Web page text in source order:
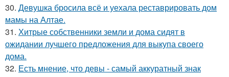
30. Девушка бросила всё и уехала реставрировать дом
мамы на Алтае.
31. Хитрые собственники земли и дома сидят в
ожидании лучшего предложения для выкупа своего
дома.
32. Есть мнение, что девы - самый аккуратный знак